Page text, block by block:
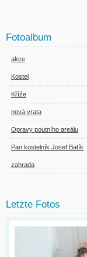
Fotoalbum
akce
Kostel
Kříže
nová vrata
Opravy poutního areálu
Pan kostelník Josef Batík
zahrada
Letzte Fotos